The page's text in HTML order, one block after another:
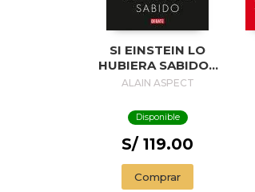
SI EINSTEIN LO
HUBIERA SABIDO /
IF EINSTEIN HAD
ALAIN ASPECT
Disponible
S/ 119.00
Comprar